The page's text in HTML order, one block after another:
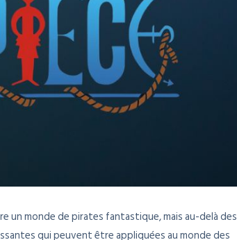
un monde de pirates fantastique, mais au-delà des
qui peuvent être appliquées au monde des